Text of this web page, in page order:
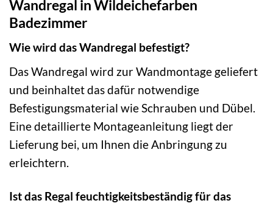
Wandregal in Wildeichefarben
Badezimmer
Wie wird das Wandregal befestigt?
Das Wandregal wird zur Wandmontage geliefert
und beinhaltet das dafür notwendige
Befestigungsmaterial wie Schrauben und Dübel.
Eine detaillierte Montageanleitung liegt der
Lieferung bei, um Ihnen die Anbringung zu
erleichtern.
Ist das Regal feuchtigkeitsbeständig für das